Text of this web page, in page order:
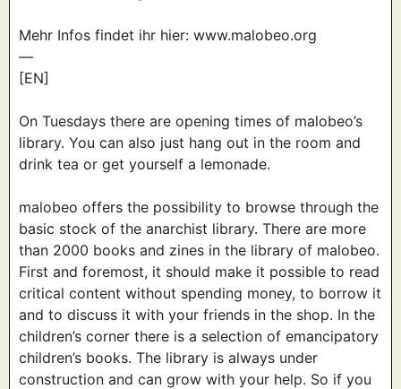
Mehr Infos findet ihr hier: www.malobeo.org
—
[EN]
On Tuesdays there are opening times of malobeo’s
library. You can also just hang out in the room and
drink tea or get yourself a lemonade.
malobeo offers the possibility to browse through the
basic stock of the anarchist library. There are more
than 2000 books and zines in the library of malobeo.
First and foremost, it should make it possible to read
critical content without spending money, to borrow it
and to discuss it with your friends in the shop. In the
children’s corner there is a selection of emancipatory
children’s books. The library is always under
construction and can grow with your help. So if you